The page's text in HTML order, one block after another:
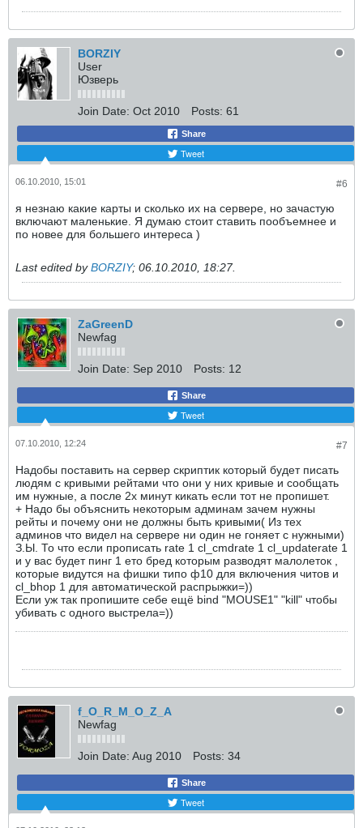
BORZIY
User
Юзверь
Join Date: Oct 2010 Posts: 61
Share
Tweet
#6
06.10.2010, 15:01
я незнаю какие карты и сколько их на сервере, но зачастую
включают маленькие. Я думаю стоит ставить пообъемнее и
по новее для большего интереса )
Last edited byBORZIY; 06.10.2010, 18:27.
ZaGreenD
Newfag
Join Date: Sep 2010 Posts: 12
Share
Tweet
#7
07.10.2010, 12:24
Надобы поставить на сервер скриптик который будет писать
людям с кривыми рейтами что они у них кривые и сообщать
им нужные, а после 2х минут кикать если тот не пропишет.
+ Надо бы объяснить некоторым админам зачем нужны
рейты и почему они не должны быть кривыми( Из тех
админов что видел на сервере ни один не гоняет с нужными)
З.Ы. То что если прописать rate 1 cl_cmdrate 1 cl_updaterate 1
и у вас будет пинг 1 ето бред которым разводят малолеток ,
которые видутся на фишки типо ф10 для включения читов и
cl_bhop 1 для автоматической распрыжки=))
Если уж так пропишите себе ещё bind "MOUSE1" "kill" чтобы
убивать с одного выстрела=))
f_O_R_M_O_Z_A
Newfag
Join Date: Aug 2010 Posts: 34
Share
Tweet